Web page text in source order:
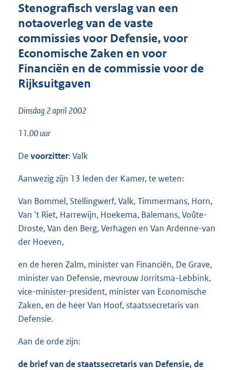
Stenografisch verslag van een
notaoverleg van de vaste
commissies voor Defensie, voor
Economische Zaken en voor
Financiën en de commissie voor de
Rijksuitgaven
Dinsdag 2 april 2002
11.00 uur
De voorzitter: Valk
Aanwezig zijn 13 leden der Kamer, te weten:
Van Bommel, Stellingwerf, Valk, Timmermans, Horn,
Van 't Riet, Harrewijn, Hoekema, Balemans, Voûte-
Droste, Van den Berg, Verhagen en Van Ardenne-van
der Hoeven,
en de heren Zalm, minister van Financiën, De Grave,
minister van Defensie, mevrouw Jorritsma-Lebbink,
vice-minister-president, minister van Economische
Zaken, en de heer Van Hoof, staatssecretaris van
Defensie.
Aan de orde zijn:
de brief van de staatssecretaris van Defensie, de